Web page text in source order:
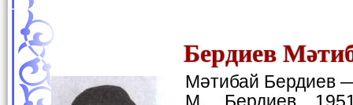
Бердиев
Мәтибай